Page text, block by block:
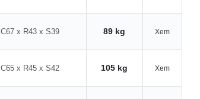
C67 x R43 x S39 89 kg Xem
C65 x R45 x S42 105 kg Xem